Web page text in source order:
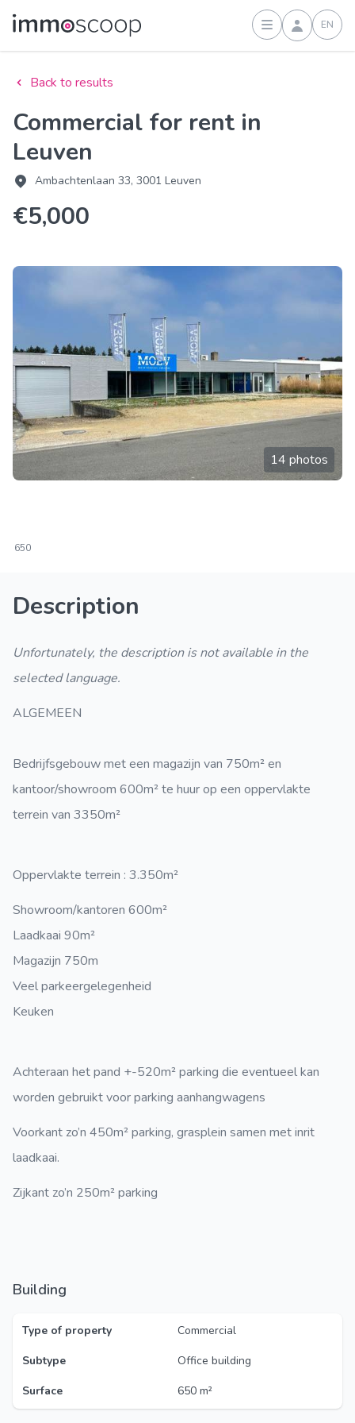
Sign inEN
Back to results
Commercial for rent in
Leuven
Ambachtenlaan 33, 3001 Leuven
€5,000
14 photos
650
Description
Unfortunately, the description is not available in the
selected language.
ALGEMEEN
Bedrijfsgebouw met een magazijn van 750m² en
kantoor/showroom 600m² te huur op een oppervlakte
terrein van 3350m²
Oppervlakte terrein : 3.350m²
Showroom/kantoren 600m²
Laadkaai 90m²
Magazijn 750m
Veel parkeergelegenheid
Keuken
Achteraan het pand +-520m² parking die eventueel kan
worden gebruikt voor parking aanhangwagens
Voorkant zo’n 450m² parking, grasplein samen met inrit
laadkaai.
Zijkant zo’n 250m² parking
Building
Type of property
Commercial
Subtype
Office building
Surface
650 m²